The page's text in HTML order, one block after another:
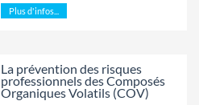
Plus d'infos...
La prévention des risques
professionnels des Composés
Organiques Volatils (COV)